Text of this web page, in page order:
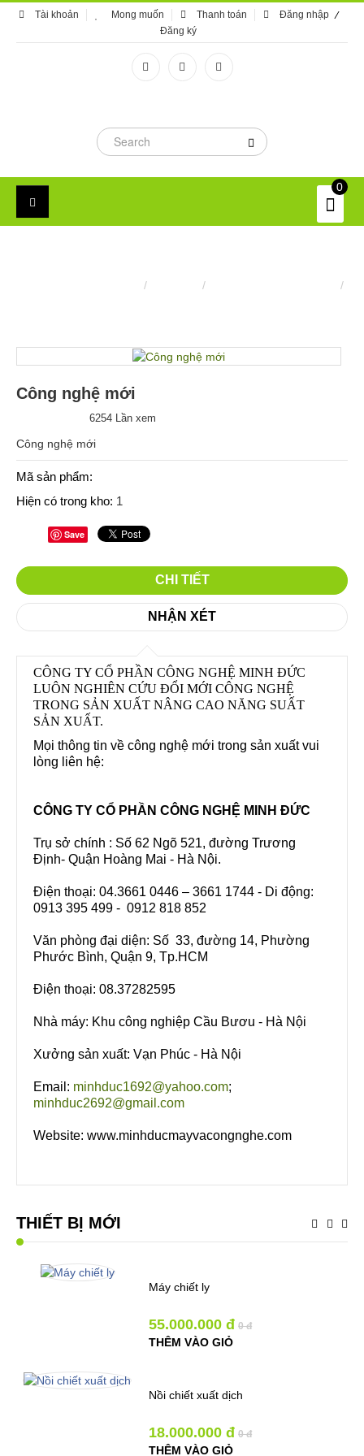
Tài khoản Mong muốn Thanh toán
Đăng nhập
Đăng ký
0
/ /
/
Công nghệ mới
6254 Lần xem
Công nghệ mới
Mã sản phẩm:
Hiện có trong kho: 1
Save
CHI TIẾT
NHẬN XÉT
CÔNG TY CỔ PHẦN CÔNG NGHỆ MINH ĐỨC
LUÔN NGHIÊN CỨU ĐỔI MỚI CÔNG NGHỆ
TRONG SẢN XUẤT NÂNG CAO NĂNG SUẤT
SẢN XUẤT.
Mọi thông tin về công nghệ mới trong sản xuất vui
lòng liên hệ:
CÔNG TY CỔ PHẦN CÔNG NGHỆ MINH ĐỨC
Trụ sở chính : Số 62 Ngõ 521, đường Trương
Định- Quận Hoàng Mai - Hà Nội.
Điện thoại: 04.3661 0446 – 3661 1744 - Di động:
0913 395 499 - 0912 818 852
Văn phòng đại diện: Số 33, đường 14, Phường
Phước Bình, Quận 9, Tp.HCM
Điện thoại: 08.37282595
Nhà máy: Khu công nghiệp Cầu Bươu - Hà Nội
Xưởng sản xuất: Vạn Phúc - Hà Nội
Email: minhduc1692@yahoo.com;
minhduc2692@gmail.com
Website: www.minhducmayvacongnghe.com
THIẾT BỊ MỚI
Máy chiết ly
55.000.000 đ 0 đ
THÊM VÀO GIỎ
Nồi chiết xuất dịch
18.000.000 đ 0 đ
THÊM VÀO GIỎ